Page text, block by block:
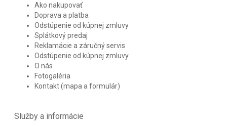
Ako nakupovať
Doprava a platba
Odstúpenie od kúpnej zmluvy
Splátkový predaj
Reklamácie a záručný servis
Odstúpenie od kúpnej zmluvy
O nás
Fotogaléria
Kontakt (mapa a formulár)
Služby a informácie